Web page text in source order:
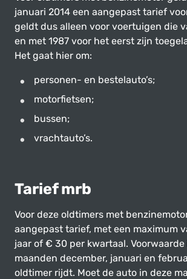
januari 2014 een aangepast tarief
geldt dus alleen voor voertuigen die
en met 1987 voor het eerst zijn
Het gaat hier om:
personen- en bestelauto’s;
motorfietsen;
bussen;
vrachtauto’s.
Tarief mrb
Voor deze oldtimers met
aangepast tarief, met een maximum
jaar of € 30 per kwartaal.
maanden december, januari en
oldtimer rijdt. Moet de auto in deze